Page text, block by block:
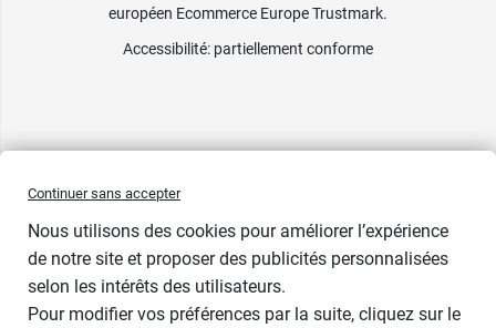
Teintes
européen Ecommerce Europe Trustmark.
Accessibilité: partiellement conforme
Continuer sans accepter
Nous utilisons des cookies pour améliorer l’expérience
de notre site et proposer des publicités personnalisées
selon les intérêts des utilisateurs.
Pour modifier vos préférences par la suite, cliquez sur le